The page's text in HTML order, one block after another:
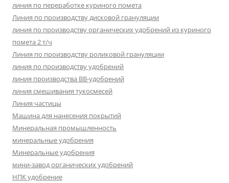
линия по переработке куриного помета
Линия по производству дисковой грануляции
линия по производству органических удобрений из куриного
помета 2 т/ч
Линия по производству роликовой грануляции
линия по производству удобрений
линия производства BB-удобрений
линия смешивания тукосмесей
Линия частицы
Машина для нанесения покрытий
Минеральная промышленность
минеральные удобрения
Минеральные удобрения
мини-завод органических удобрений
НПК удобрение